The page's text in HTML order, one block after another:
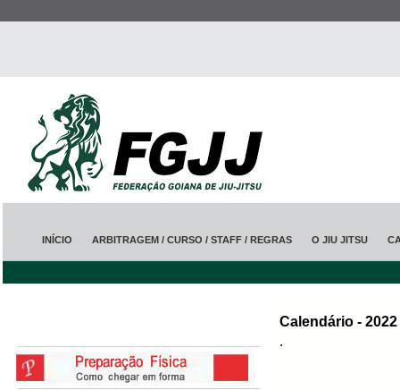
INÍCIO ARBITRAGEM / CURSO / STAFF / REGRAS O JIU JITSU
Calendário - 2022
.